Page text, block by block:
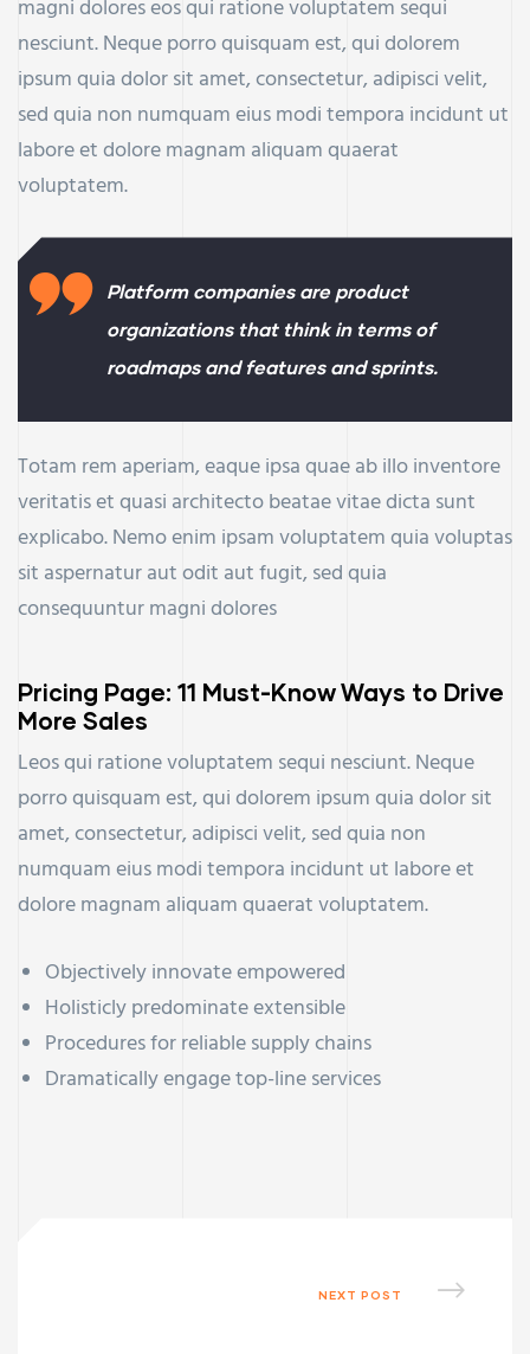
magni dolores eos qui ratione voluptatem sequi
nesciunt. Neque porro quisquam est, qui dolorem
ipsum quia dolor sit amet, consectetur, adipisci velit,
sed quia non numquam eius modi tempora incidunt ut
labore et dolore magnam aliquam quaerat
voluptatem.
Platform companies are product
organizations that think in terms of
roadmaps and features and sprints.
Totam rem aperiam, eaque ipsa quae ab illo inventore
veritatis et quasi architecto beatae vitae dicta sunt
explicabo. Nemo enim ipsam voluptatem quia voluptas
sit aspernatur aut odit aut fugit, sed quia
consequuntur magni dolores
Pricing Page: 11 Must-Know Ways to Drive
More Sales
Leos qui ratione voluptatem sequi nesciunt. Neque
porro quisquam est, qui dolorem ipsum quia dolor sit
amet, consectetur, adipisci velit, sed quia non
numquam eius modi tempora incidunt ut labore et
dolore magnam aliquam quaerat voluptatem.
Objectively innovate empowered
Holisticly predominate extensible
Procedures for reliable supply chains
Dramatically engage top-line services
NEXT POST